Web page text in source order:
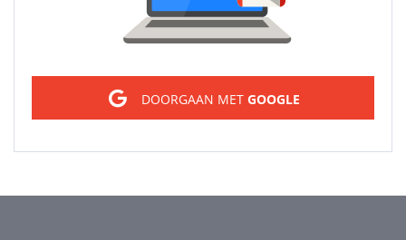
DOORGAAN MET GOOGLE